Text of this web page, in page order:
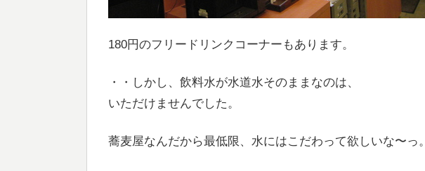
180円のフリードリンクコーナーもあります。
・・しかし、飲料水が水道水そのままなのは、
いただけませんでした。
蕎麦屋なんだから最低限、水にはこだわって欲しいな〜っ。